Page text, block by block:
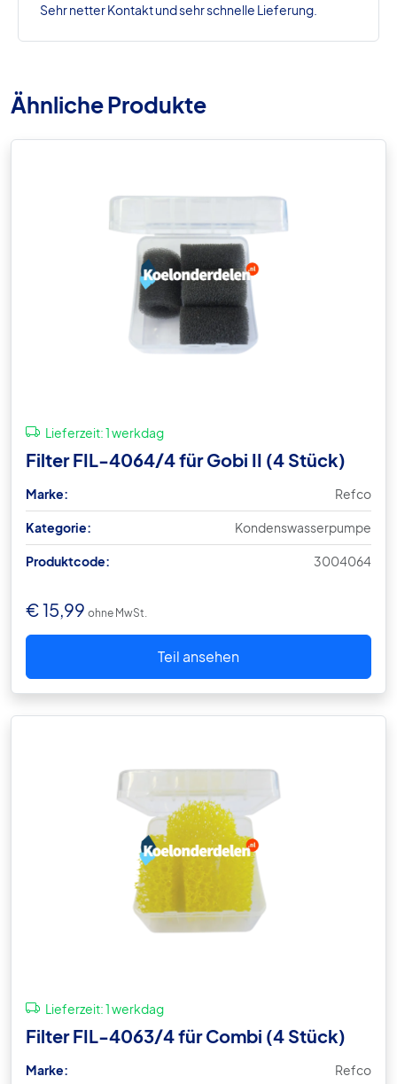
Sehr netter Kontakt und sehr schnelle Lieferung.
Ähnliche Produkte
Lieferzeit:1 werkdag
Filter FIL-4064/4 für Gobi II (4 Stück)
Marke: Refco
Kategorie: Kondenswasserpumpe
Produktcode: 3004064
€15,99 ohne MwSt.
Teil ansehen
Lieferzeit:1 werkdag
Filter FIL-4063/4 für Combi (4 Stück)
Marke: Refco